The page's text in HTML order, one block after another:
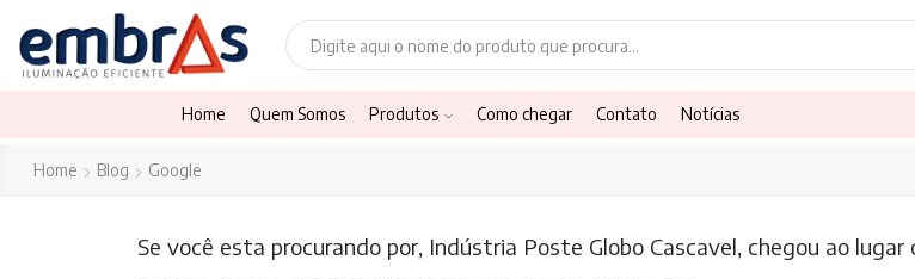
Home Quem Somos Produtos Como chegar Contato Notícias
Home Blog Google
Se você esta procurando por, Indústria Poste Globo Cascavel, chegou ao lugar